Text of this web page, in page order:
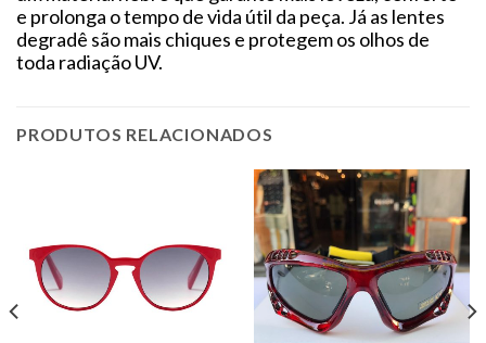
e prolonga o tempo de vida útil da peça. Já as lentes
degradê são mais chiques e protegem os olhos de
toda radiação UV.
PRODUTOS RELACIONADOS